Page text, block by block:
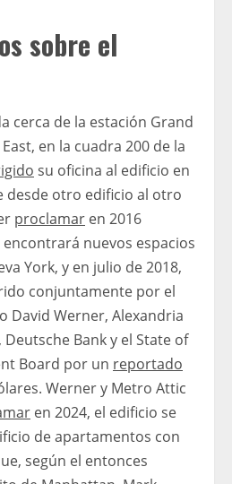
sobre el
cerca de la estación Grand
en la cuadra 200 de la
su oficina al edificio en
desde otro edificio al otro
proclamar en 2016
nuevos espacios
York, y en julio de 2018,
conjuntamente por el
David Werner, Alexandria
Deutsche Bank y el State of
Board por un reportado
Werner y Metro Attic
en 2024, el edificio se
de apartamentos con
según el entonces